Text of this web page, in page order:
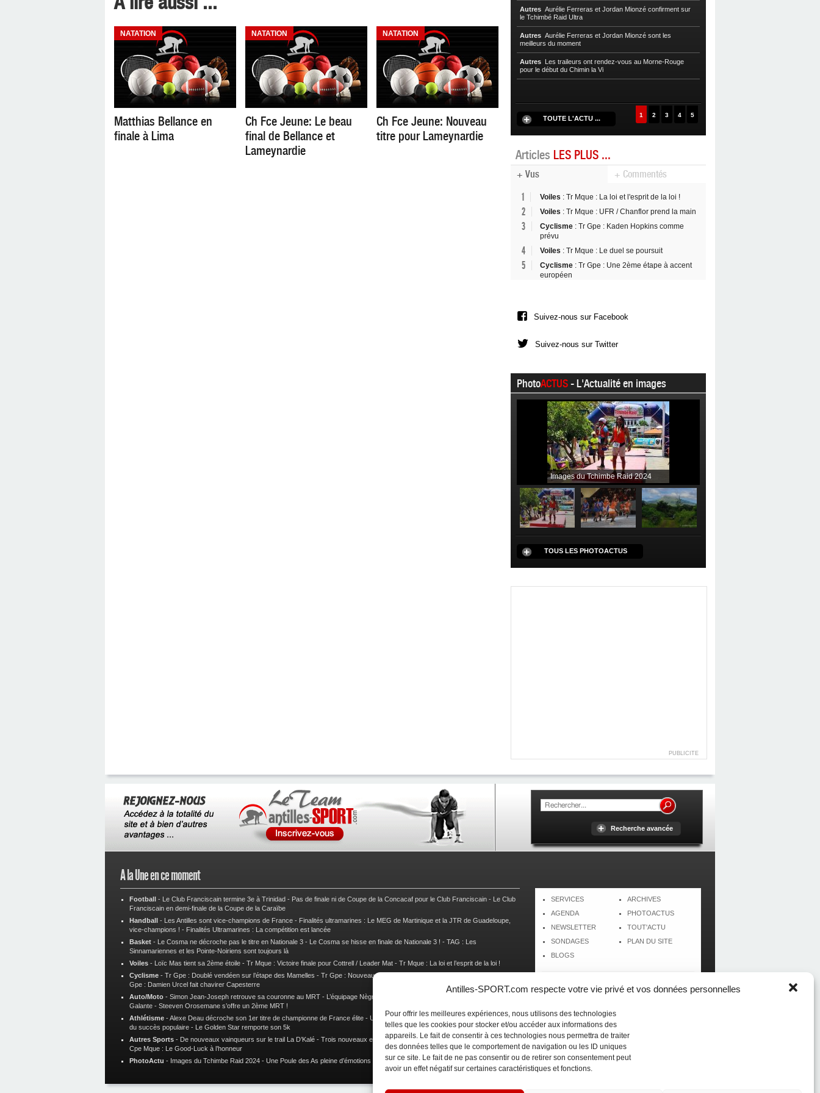
Antilles-SPORT.com respecte votre vie privé et vos données personnelles
Pour offrir les meilleures expériences, nous utilisons des technologies
telles que les cookies pour stocker et/ou accéder aux informations des
appareils. Le fait de consentir à ces technologies nous permettra de traiter
des données telles que le comportement de navigation ou les ID uniques
sur ce site. Le fait de ne pas consentir ou de retirer son consentement peut
avoir un effet négatif sur certaines caractéristiques et fonctions.
NATATION
Matthias Bellance en
finale à Lima
NATATION
Ch Fce Jeune: Le beau
final de Bellance et
Lameynardie
NATATION
Ch Fce Jeune: Nouveau
titre pour Lameynardie
Autres Aurélie Ferreras et Jordan Mionzé confirment sur
le Tchimbé Raid Ultra
Autres Aurélie Ferreras et Jordan Mionzé sont les
meilleurs du moment
Autres Les traileurs ont rendez-vous au Morne-Rouge
pour le début du Chimin la Vi
TOUTE L'ACTU ... 1 2 3 4 5
Articles LES PLUS ...
+ Vus + Commentés
1 Voiles : Tr Mque : La loi et l'esprit de la loi !
2 Voiles : Tr Mque : UFR / Chanflor prend la main
3 Cyclisme : Tr Gpe : Kaden Hopkins comme
prévu
4 Voiles : Tr Mque : Le duel se poursuit
5 Cyclisme : Tr Gpe : Une 2ème étape à accent
européen
Suivez-nous sur Facebook
Suivez-nous sur Twitter
PhotoACTUS- L'Actualité en images
Images du Tchimbe Raid 2024
TOUS LES PHOTOACTUS
PUBLICITE
Recherche avancée
A la Une en ce moment
Football - Le Club Franciscain termine 3e à Trinidad - Pas de finale ni de Coupe de la Concacaf pour le Club Franciscain - Le Club
Franciscain en demi-finale de la Coupe de la Caraïbe
Handball - Les Antilles sont vice-champions de France - Finalités ultramarines : Le MEG de Martinique et la JTR de Guadeloupe,
vice-champions ! - Finalités Ultramarines : La compétition est lancée
Basket - Le Cosma ne décroche pas le titre en Nationale 3 - Le Cosma se hisse en finale de Nationale 3 ! - TAG : Les
Sinnamariennes et les Pointe-Noiriens sont toujours là
Voiles - Loïc Mas tient sa 2ème étoile - Tr Mque : Victoire finale pour Cottrell / Leader Mat - Tr Mque : La loi et l’esprit de la loi !
Cyclisme - Tr Gpe : Doublé vendéen sur l’étape des Mamelles - Tr Gpe : Nouveau changement de leader, Damien Urcel out
Gpe : Damien Urcel fait chavirer Capesterre
Auto/Moto - Simon Jean-Joseph retrouve sa couronne au MRT - L’équipage Nègre – Gérard remporte le 9e rallye du Pays Marie-
Galante - Steeven Orosemane s’offre un 2ème MRT !
Athlétisme -Alexe Deau décroche son 1er titre de championne de France élite - Un semi marathon sous le signe de la chaleur et
du succès populaire - Le Golden Star remporte son 5k
Autres Sports - De nouveaux vainqueurs sur le trail La D’Kalé - Trois nouveaux et un habitué au palmarès du Trail des Trésors-
Cpe Mque : Le Good-Luck à l’honneur
PhotoActu - Images du Tchimbe Raid 2024 - Une Poule des As pleine d’émotions ! Images de la Woulib 113 X-Trem
SERVICES
AGENDA
NEWSLETTER
SONDAGES
BLOGS
ARCHIVES
PHOTOACTUS
TOUT'ACTU
PLAN DU SITE